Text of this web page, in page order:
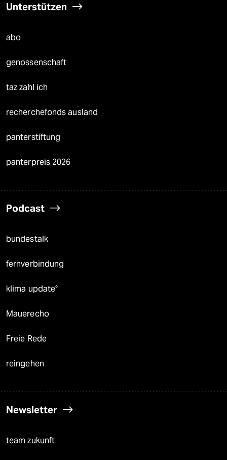
Unterstützen
abo
genossenschaft
taz zahl ich
recherchefonds ausland
panterstiftung
panterpreis 2026
Podcast
bundestalk
fernverbindung
klima update°
Mauerecho
Freie Rede
reingehen
Newsletter
team zukunft